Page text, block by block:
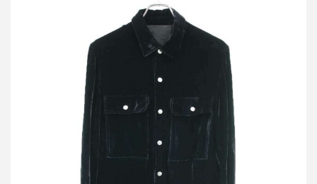
リックオウエンス 21AW Velvet Outer Shirt ベルベットシャツジャ
詳しく見る